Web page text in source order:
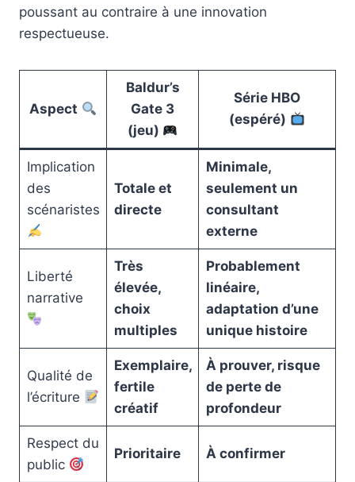
poussant au contraire à une innovation
respectueuse.
Aspect
Baldur’s
Gate 3
(jeu)
Série HBO
(espéré)
Implication
des
scénaristes
Totale et
directe
Minimale,
seulement un
consultant
externe
Liberté
narrative
Très
élevée,
choix
multiples
Probablement
linéaire,
adaptation d’une
unique histoire
Qualité de
l’écriture
Exemplaire,
fertile
créatif
À prouver, risque
de perte de
profondeur
Respect du
public
Prioritaire À confirmer